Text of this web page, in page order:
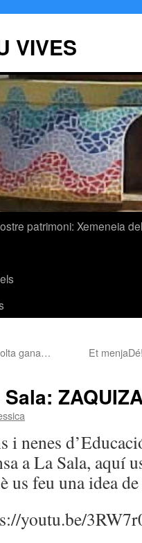
VIVES
patrimoni: Xemeneia
gana… Et
i nenes
a La Sala, aquí
us feu una idea
youtu.be/